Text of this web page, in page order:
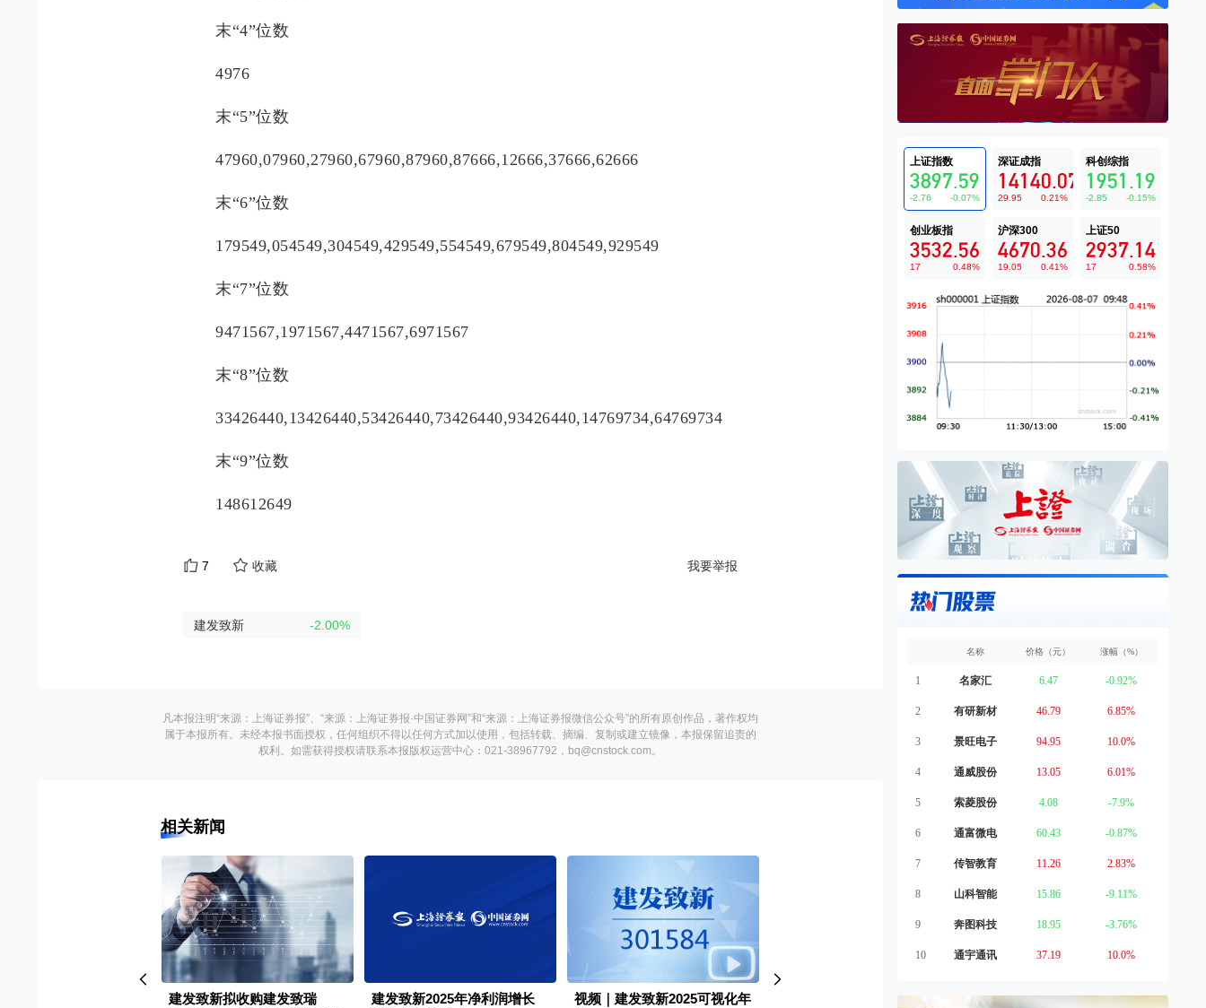
末“4”位数
4976
末“5”位数
47960,07960,27960,67960,87960,87666,12666,37666,62666
末“6”位数
179549,054549,304549,429549,554549,679549,804549,929549
末“7”位数
9471567,1971567,4471567,6971567
末“8”位数
33426440,13426440,53426440,73426440,93426440,14769734,64769734
末“9”位数
148612649
7 收藏 我要举报
建发致新 -2.00%
凡本报注明“来源：上海证券报”、“来源：上海证券报·中国证券网”和“来源：上海证券报微信公众号”的所有原创作品，著作权均
属于本报所有。未经本报书面授权，任何组织不得以任何方式加以使用，包括转载、摘编、复制或建立镜像，本报保留追责的
权利。如需获得授权请联系本报版权运营中心：021-38967792，bq@cnstock.com。
相关新闻
建发致新拟收购建发致瑞
建发致新2025年净利润增长
视频｜建发致新2025可视化年
H5｜建发致新2025可视化年
建发致新拟收购建发致瑞
上证指数
3897.59
-2.76 -0.07%
深证成指
14140.07
29.95 0.21%
科创综指
1951.19
-2.85 -0.15%
创业板指
3532.56
17 0.48%
沪深300
4670.36
19.05 0.41%
上证50
2937.14
17 0.58%
名称 价格（元） 涨幅（%）
1 名家汇 6.47 -0.92%
2 有研新材 46.79 6.85%
3 景旺电子 94.95 10.0%
4 通威股份 13.05 6.01%
5 索菱股份 4.08 -7.9%
6 通富微电 60.43 -0.87%
7 传智教育 11.26 2.83%
8 山科智能 15.86 -9.11%
9 奔图科技 18.95 -3.76%
10 通宇通讯 37.19 10.0%